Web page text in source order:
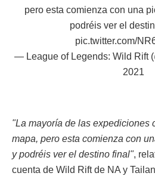
pero esta comienza con una
podréis ver el
pic.twitter.com/
— League of Legends: Wild Rift
2021
"La mayoría de las expediciones
mapa, pero esta comienza con
y podréis ver el destino final",
cuenta de Wild Rift de NA y